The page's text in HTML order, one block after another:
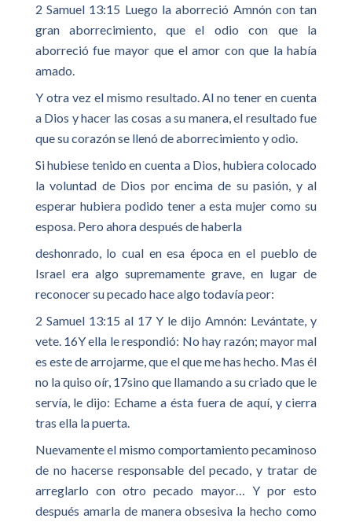
2 Samuel 13:15 Luego la aborreció Amnón con tan
gran aborrecimiento, que el odio con que la
aborreció fue mayor que el amor con que la había
amado.
Y otra vez el mismo resultado. Al no tener en cuenta
a Dios y hacer las cosas a su manera, el resultado fue
que su corazón se llenó de aborrecimiento y odio.
Si hubiese tenido en cuenta a Dios, hubiera colocado
la voluntad de Dios por encima de su pasión, y al
esperar hubiera podido tener a esta mujer como su
esposa. Pero ahora después de haberla
deshonrado, lo cual en esa época en el pueblo de
Israel era algo supremamente grave, en lugar de
reconocer su pecado hace algo todavía peor:
2 Samuel 13:15 al 17 Y le dijo Amnón: Levántate, y
vete. 16Y ella le respondió: No hay razón; mayor mal
es este de arrojarme, que el que me has hecho. Mas él
no la quiso oír, 17sino que llamando a su criado que le
servía, le dijo: Echame a ésta fuera de aquí, y cierra
tras ella la puerta.
Nuevamente el mismo comportamiento pecaminoso
de no hacerse responsable del pecado, y tratar de
arreglarlo con otro pecado mayor… Y por esto
después amarla de manera obsesiva la hecho como